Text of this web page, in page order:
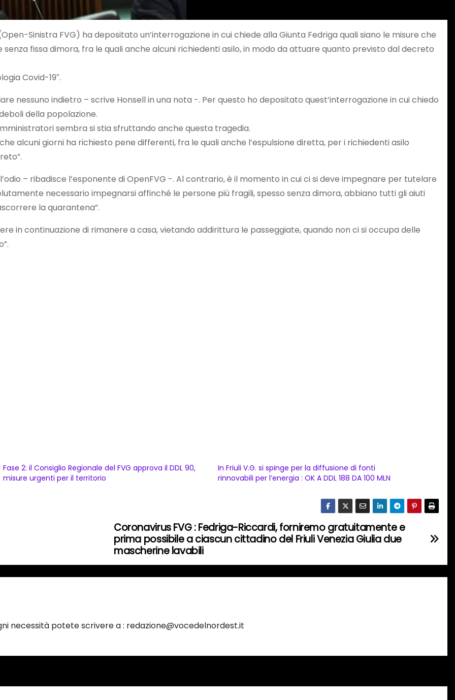
Sinistra FVG) ha depositato un’interrogazione in cui chiede alla Giunta Fedriga quali siano le misure che
fissa dimora, fra le quali anche alcuni richiedenti asilo, in modo da attuare quanto previsto dal decreto
Covid-19″.
nessuno indietro – scrive Honsell in una nota -. Per questo ho depositato quest’interrogazione in cui chiedo
della popolazione.
sembra si stia sfruttando anche questa tragedia.
alcuni giorni ha richiesto pene differenti, fra le quali anche l’espulsione diretta, per i richiedenti asilo
– ribadisce l’esponente di OpenFVG -. Al contrario, è il momento in cui ci si deve impegnare per tutelare
necessario impegnarsi affinché le persone più fragili, spesso senza dimora, abbiano tutti gli aiuti
la quarantena”.
in continuazione di rimanere a casa, vietando addirittura le passeggiate, quando non ci si occupa delle
Fase 2: il Consiglio Regionale del FVG approva il DDL 90,
misure urgenti per il territorio
In Friuli V.G. si spinge per la diffusione di fonti
rinnovabili per l’energia : OK A DDL 188 DA 100 MLN
Coronavirus FVG : Fedriga-Riccardi, forniremo gratuitamente e
prima possibile a ciascun cittadino del Friuli Venezia Giulia due
mascherine lavabili
necessità potete scrivere a : redazione@vocedelnordest.it